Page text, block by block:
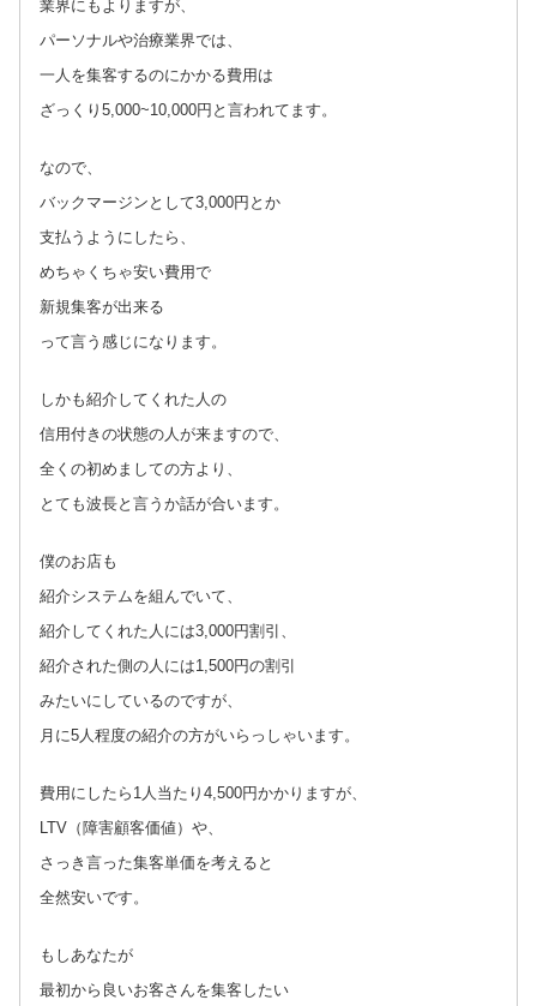
業界にもよりますが、
パーソナルや治療業界では、
一人を集客するのにかかる費用は
ざっくり5,000~10,000円と言われてます。
なので、
バックマージンとして3,000円とか
支払うようにしたら、
めちゃくちゃ安い費用で
新規集客が出来る
って言う感じになります。
しかも紹介してくれた人の
信用付きの状態の人が来ますので、
全くの初めましての方より、
とても波長と言うか話が合います。
僕のお店も
紹介システムを組んでいて、
紹介してくれた人には3,000円割引、
紹介された側の人には1,500円の割引
みたいにしているのですが、
月に5人程度の紹介の方がいらっしゃいます。
費用にしたら1人当たり4,500円かかりますが、
LTV（障害顧客価値）や、
さっき言った集客単価を考えると
全然安いです。
もしあなたが
最初から良いお客さんを集客したい